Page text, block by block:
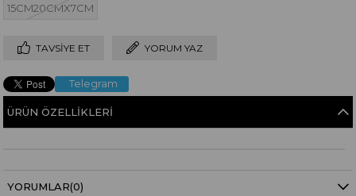
15CM20CMX7CM
TAVSIYE ET YORUM YAZ
Telegram
ÜRÜN ÖZELLIKLERI
YORUMLAR(0)